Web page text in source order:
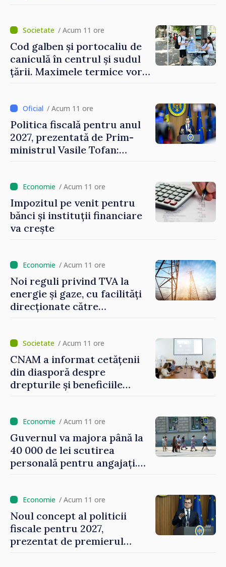
/ Acum 11 ore
Cod galben și portocaliu de
caniculă în centrul și sudul
țării. Maximele termice vor
/ Acum 11 ore
Politica fiscală pentru anul
2027, prezentată de Prim-
ministrul Vasile Tofan:
taxare mai echitabilă
/ Acum 11 ore
Impozitul pe venit pentru
bănci și instituții financiare
va crește
/ Acum 11 ore
Noi reguli privind TVA la
energie și gaze, cu facilități
direcționate către
/ Acum 11 ore
CNAM a informat cetățenii
din diasporă despre
drepturile și beneficiile
/ Acum 11 ore
Guvernul va majora până la
40 000 de lei scutirea
personală pentru angajați.
oamenilor”/ Acum 11 ore
Noul concept al politicii
fiscale pentru 2027,
prezentat de premierul